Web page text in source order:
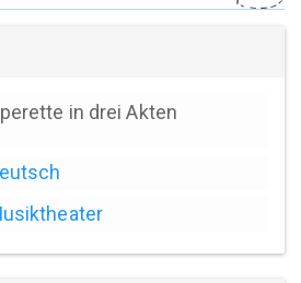
in drei Akten